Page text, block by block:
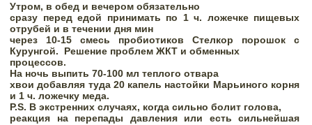
Утром, в обед и вечером обязательно
сразу перед едой принимать по 1 ч. ложечке пищевых
отрубей и в течении дня мин
через 10-15 смесь пробиотиков Стелкор порошок с
Курунгой.  Решение проблем ЖКТ и обменных
процессов.
На ночь выпить 70-100 мл теплого отвара
хвои добавляя туда 20 капель настойки Марьиного корня
и 1 ч. ложечку меда.
P.S. В экстренних случаях, когда сильно болит голова,
реакция на перепады давления или есть сильнейшая